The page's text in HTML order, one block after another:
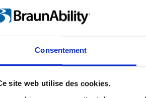
Consentement
site web utilise des cookies.
Aucun fichier trouvé...